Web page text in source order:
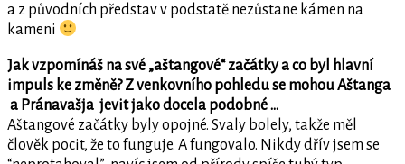
a z původních představ v podstatě nezůstane kámen na
kameni
Jak vzpomínáš na své „aštangové“ začátky a co byl hlavní
impuls ke změně? Z venkovního pohledu se mohou Aštanga
a Pránavašja jevit jako docela podobné …
Aštangové začátky byly opojné. Svaly bolely, takže měl
člověk pocit, že to funguje. A fungovalo. Nikdy dřív jsem se